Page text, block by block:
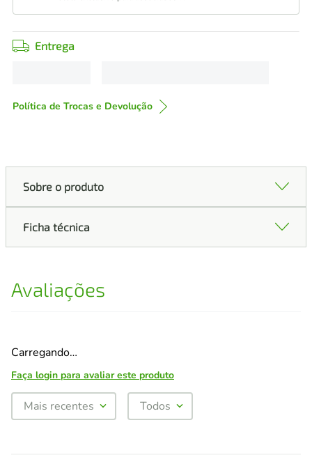
Entrega
Política de Trocas e Devolução
Sobre o produto
Ficha técnica
Avaliações
Carregando…
Faça login para avaliar este produto
Mais recentes Todos